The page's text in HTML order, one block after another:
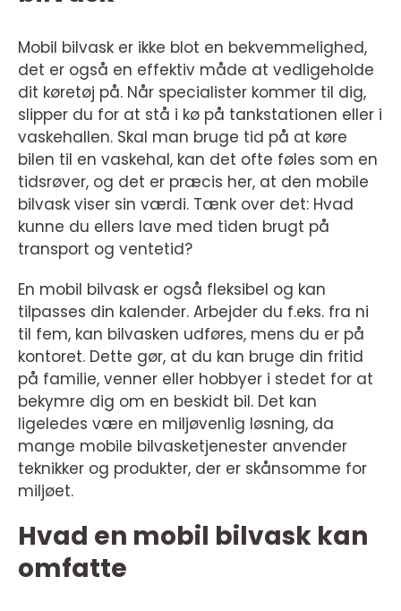
Mobil bilvask er ikke blot en bekvemmelighed,
det er også en effektiv måde at vedligeholde
dit køretøj på. Når specialister kommer til dig,
slipper du for at stå i kø på tankstationen eller i
vaskehallen. Skal man bruge tid på at køre
bilen til en vaskehal, kan det ofte føles som en
tidsrøver, og det er præcis her, at den mobile
bilvask viser sin værdi. Tænk over det: Hvad
kunne du ellers lave med tiden brugt på
transport og ventetid?
En mobil bilvask er også fleksibel og kan
tilpasses din kalender. Arbejder du f.eks. fra ni
til fem, kan bilvasken udføres, mens du er på
kontoret. Dette gør, at du kan bruge din fritid
på familie, venner eller hobbyer i stedet for at
bekymre dig om en beskidt bil. Det kan
ligeledes være en miljøvenlig løsning, da
mange mobile bilvasketjenester anvender
teknikker og produkter, der er skånsomme for
miljøet.
Hvad en mobil bilvask kan
omfatte